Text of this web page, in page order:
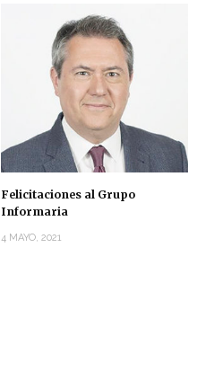
Felicitaciones al Grupo
Informaria
4 MAYO, 2021